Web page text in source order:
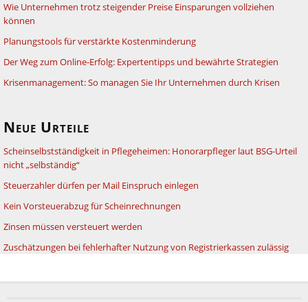
Wie Unternehmen trotz steigender Preise Einsparungen vollziehen
können
Planungstools für verstärkte Kostenminderung
Der Weg zum Online-Erfolg: Expertentipps und bewährte Strategien
Krisenmanagement: So managen Sie Ihr Unternehmen durch Krisen
Neue Urteile
Scheinselbstständigkeit in Pflegeheimen: Honorarpfleger laut BSG-Urteil
nicht „selbständig“
Steuerzahler dürfen per Mail Einspruch einlegen
Kein Vorsteuerabzug für Scheinrechnungen
Zinsen müssen versteuert werden
Zuschätzungen bei fehlerhafter Nutzung von Registrierkassen zulässig